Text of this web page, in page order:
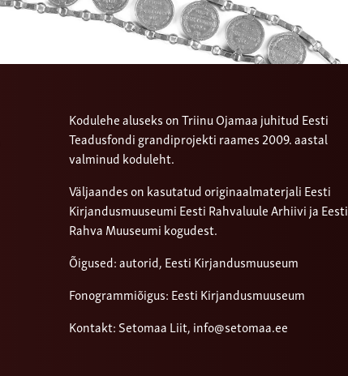
Kodulehe aluseks on Triinu Ojamaa juhitud Eesti
Teadusfondi grandiprojekti raames 2009. aastal
valminud koduleht.
Väljaandes on kasutatud originaalmaterjali Eesti
Kirjandusmuuseumi Eesti Rahvaluule Arhiivi ja Eesti
Rahva Muuseumi kogudest.
Õigused: autorid, Eesti Kirjandusmuuseum
Fonogrammiõigus: Eesti Kirjandusmuuseum
Kontakt: Setomaa Liit, info@setomaa.ee